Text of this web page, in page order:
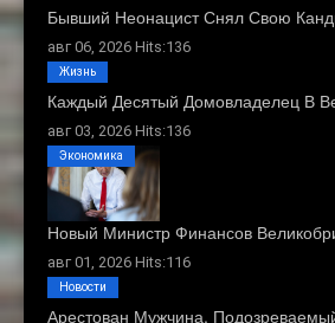
Бывший Неонацист Снял Свою
авг 06, 2026 Hits:136
Каждый Десятый Домовладелец В
авг 03, 2026 Hits:136
Жизнь
Новый Министр Финансов
авг 01, 2026 Hits:116
Экономика
Арестован Мужчина,
Новости